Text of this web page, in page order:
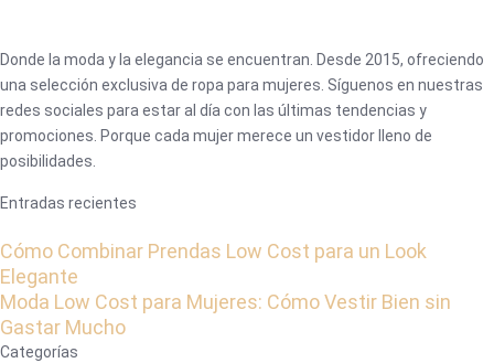
Donde la moda y la elegancia se encuentran. Desde 2015, ofreciendo
una selección exclusiva de ropa para mujeres. Síguenos en nuestras
redes sociales para estar al día con las últimas tendencias y
promociones. Porque cada mujer merece un vestidor lleno de
posibilidades.
Entradas recientes
Cómo Combinar Prendas Low Cost para un Look
Elegante
Moda Low Cost para Mujeres: Cómo Vestir Bien sin
Gastar Mucho
Categorías